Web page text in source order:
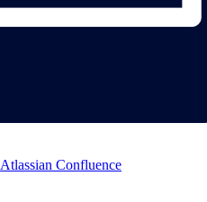
Atlassian Confluence